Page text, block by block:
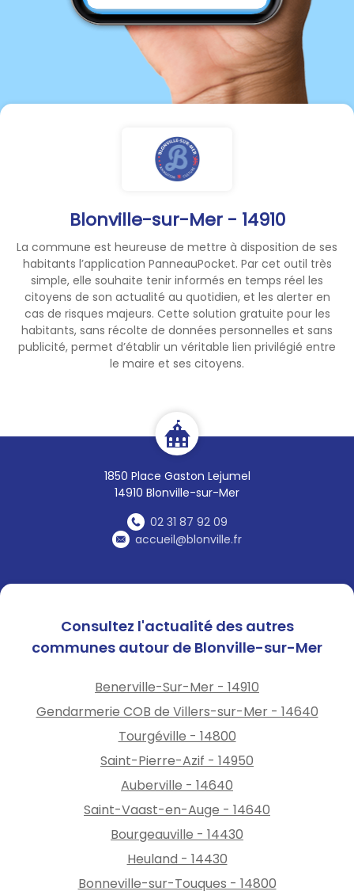
Blonville-sur-Mer - 14910
La commune est heureuse de mettre à disposition de ses
habitants l’application PanneauPocket. Par cet outil très
simple, elle souhaite tenir informés en temps réel les
citoyens de son actualité au quotidien, et les alerter en
cas de risques majeurs. Cette solution gratuite pour les
habitants, sans récolte de données personnelles et sans
publicité, permet d’établir un véritable lien privilégié entre
le maire et ses citoyens.
1850 Place Gaston Lejumel
14910 Blonville-sur-Mer
02 31 87 92 09
accueil@blonville.fr
Consultez l'actualité des autres
communes autour de Blonville-sur-Mer
Benerville-Sur-Mer - 14910
Gendarmerie COB de Villers-sur-Mer - 14640
Tourgéville - 14800
Saint-Pierre-Azif - 14950
Auberville - 14640
Saint-Vaast-en-Auge - 14640
Bourgeauville - 14430
Heuland - 14430
Bonneville-sur-Touques - 14800